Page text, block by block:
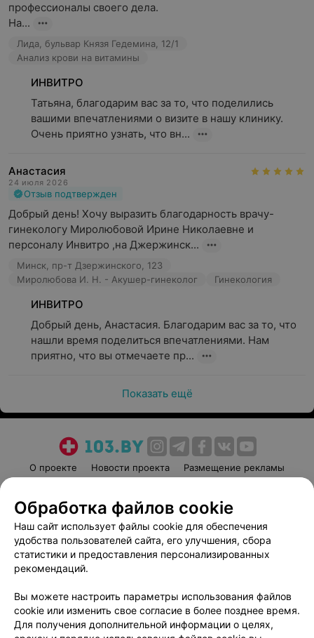
профессионалы своего дела.
На...
Лида, бульвар Князя Гедемина, 12/1
Анализ крови на витамины
ИНВИТРО
Татьяна, благодарим вас за то, что поделились
вашими впечатлениями о визите в нашу клинику.
Очень приятно узнать, что вн...
Анастасия
24 июля 2026
Отзыв подтвержден
Добрый день! Хочу выразить благодарность врачу-
гинекологу Миролюбовой Ирине Николаевне и
персоналу Инвитро ,на Джержинск...
Минск, пр-т Дзержинского, 123
Миролюбова И. Н. - Акушер-гинеколог
Гинекология
ИНВИТРО
Добрый день, Анастасия. Благодарим вас за то, что
нашли время поделиться впечатлениями. Нам
приятно, что вы отмечаете пр...
Показать ещё
О проекте Новости проекта
Размещение рекламы
Пользовательское соглашение
Способы оплаты
Вакансии
Партнеры
Написать руководителю 103.by
Обработка персональных данных
Обработка файлов cookie
Наш сайт использует файлы cookie для обеспечения
удобства пользователей сайта, его улучшения, сбора
статистики и предоставления персонализированных
рекомендаций.
Вы можете настроить параметры использования файлов
cookie или изменить свое согласие в более позднее время.
Для получения дополнительной информации о целях,